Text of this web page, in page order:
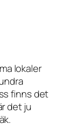
lokaler
finns det
det ju